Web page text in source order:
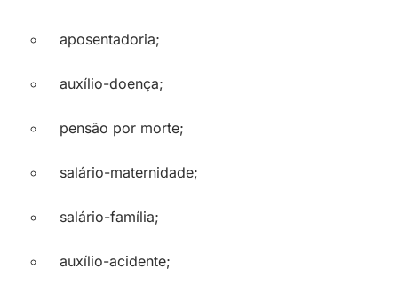
aposentadoria;
auxílio-doença;
pensão por morte;
salário-maternidade;
salário-família;
auxílio-acidente;